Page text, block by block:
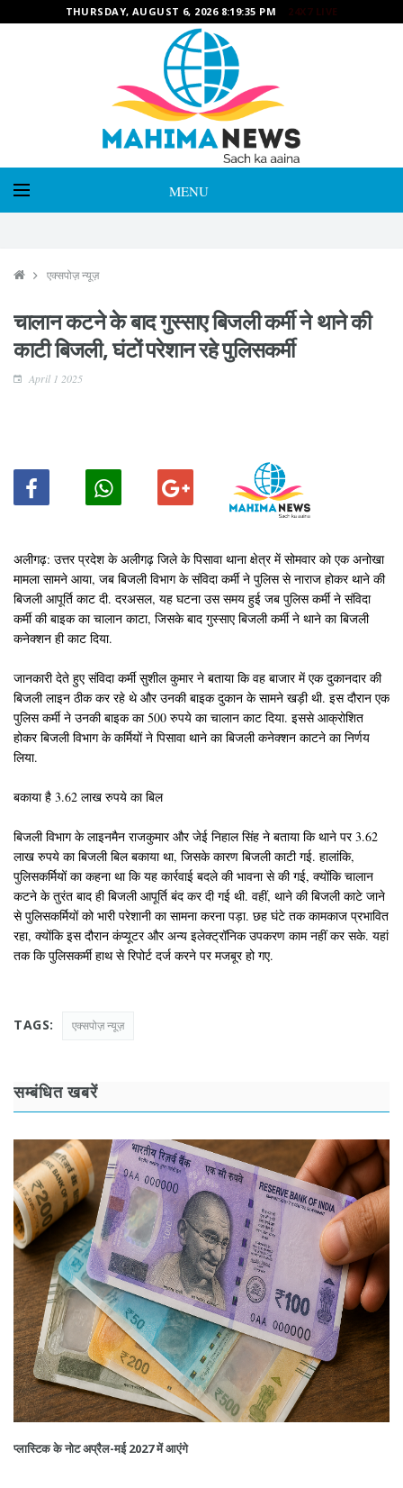
THURSDAY, AUGUST 6, 2026 8:19:36 PM 24X7 LIVE
MENU
एक्सपोज़ न्यूज़
चालान कटने के बाद गुस्साए बिजली कर्मी ने थाने की
काटी बिजली, घंटों परेशान रहे पुलिसकर्मी
April 1 2025
अलीगढ़: उत्तर प्रदेश के अलीगढ़ जिले के पिसावा थाना क्षेत्र में सोमवार को एक अनोखा
मामला सामने आया, जब बिजली विभाग के संविदा कर्मी ने पुलिस से नाराज होकर थाने की
बिजली आपूर्ति काट दी. दरअसल, यह घटना उस समय हुई जब पुलिस कर्मी ने संविदा
कर्मी की बाइक का चालान काटा, जिसके बाद गुस्साए बिजली कर्मी ने थाने का बिजली
कनेक्शन ही काट दिया.
जानकारी देते हुए संविदा कर्मी सुशील कुमार ने बताया कि वह बाजार में एक दुकानदार की
बिजली लाइन ठीक कर रहे थे और उनकी बाइक दुकान के सामने खड़ी थी. इस दौरान एक
पुलिस कर्मी ने उनकी बाइक का 500 रुपये का चालान काट दिया. इससे आक्रोशित
होकर बिजली विभाग के कर्मियों ने पिसावा थाने का बिजली कनेक्शन काटने का निर्णय
लिया.
बकाया है 3.62 लाख रुपये का बिल
बिजली विभाग के लाइनमैन राजकुमार और जेई निहाल सिंह ने बताया कि थाने पर 3.62
लाख रुपये का बिजली बिल बकाया था, जिसके कारण बिजली काटी गई. हालांकि,
पुलिसकर्मियों का कहना था कि यह कार्रवाई बदले की भावना से की गई, क्योंकि चालान
कटने के तुरंत बाद ही बिजली आपूर्ति बंद कर दी गई थी. वहीं, थाने की बिजली काटे जाने
से पुलिसकर्मियों को भारी परेशानी का सामना करना पड़ा. छह घंटे तक कामकाज प्रभावित
रहा, क्योंकि इस दौरान कंप्यूटर और अन्य इलेक्ट्रॉनिक उपकरण काम नहीं कर सके. यहां
तक कि पुलिसकर्मी हाथ से रिपोर्ट दर्ज करने पर मजबूर हो गए.
TAGS: एक्सपोज़ न्यूज़
सम्बंधित खबरें
प्लास्टिक के नोट अप्रैल-मई 2027 में आएंगे